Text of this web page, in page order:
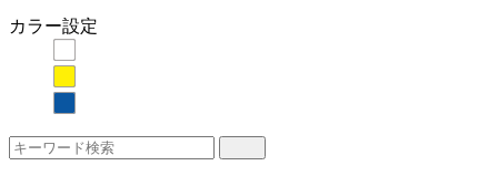
カラー設定